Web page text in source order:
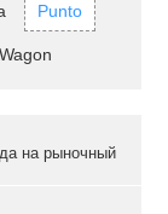
Punto
на рыночный